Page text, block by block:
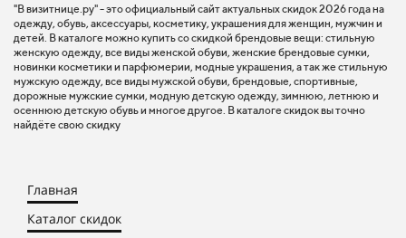
"В визитнице.ру" - это официальный сайт актуальных скидок 2026 года на
одежду, обувь, аксессуары, косметику, украшения для женщин, мужчин и
детей. В каталоге можно купить со скидкой брендовые вещи: стильную
женскую одежду, все виды женской обуви, женские брендовые сумки,
новинки косметики и парфюмерии, модные украшения, а так же стильную
мужскую одежду, все виды мужской обуви, брендовые, спортивные,
дорожные мужские сумки, модную детскую одежду, зимнюю, летнюю и
осеннюю детскую обувь и многое другое. В каталоге скидок вы точно
найдёте свою скидку
Главная
Каталог скидок